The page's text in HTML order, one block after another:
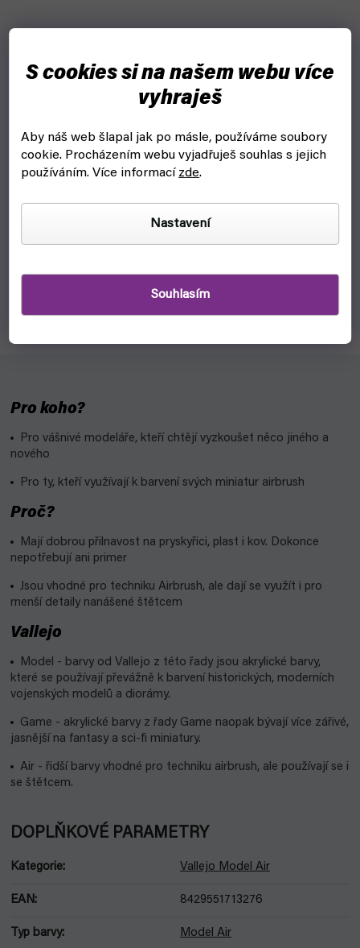
S cookies si na našem webu více
vyhraješ
Aby náš web šlapal jak po másle, používáme soubory
cookie. Procházením webu vyjadřuješ souhlas s jejich
používáním. Více informací zde.
Nastavení
Souhlasím
Stojan na barvy a štětce: AV Corner Paint mod. 26008
529 Kč
Praktický stojan na všechny tvé barvy a štětce, které
Pro koho?
Pro vášnivé modeláře, kteří chtějí vyzkoušet něco jiného a
nového
Pro ty, kteří využívají k barvení svých miniatur airbrush
Proč?
Mají dobrou přilnavost na pryskyřici, plast i kov. Dokonce
nepotřebují ani primer
Jsou vhodné pro techniku Airbrush, ale dají se využít i pro
menší detaily nanášené štětcem
Vallejo
Model - barvy od Vallejo z této řady jsou akrylické barvy,
které se používají převážně k barvení historických, moderních
vojenských modelů a diorámy.
Game - akrylické barvy z řady Game naopak bývají více zářivé,
jasnější na fantasy a sci-fi miniatury.
Air - řidší barvy vhodné pro techniku airbrush, ale používají se i
se štětcem.
DOPLŇKOVÉ PARAMETRY
Kategorie: Vallejo Model Air
EAN: 8429551713276
Typ barvy: Model Air